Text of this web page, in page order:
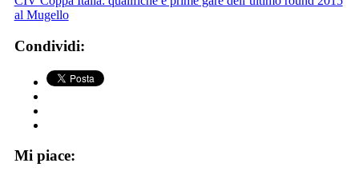
al Mugello
Condividi:
Mi piace: